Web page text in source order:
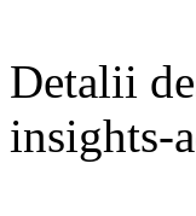
Detalii
insights-